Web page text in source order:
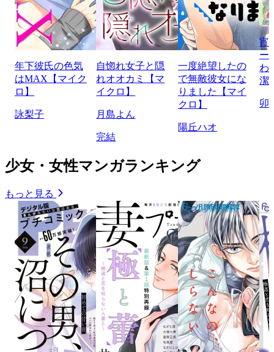
年下彼氏の色気
はMAX【マイク
ロ】
詠梨子
自惚れ女子と隠
れオオカミ【マ
イクロ】
月島よん
完結
一度絶望したの
で無敵彼女にな
りました【マイ
クロ】
陽丘ハオ
宵
ー
わ
潔
卯
少女・女性マンガランキング
もっと見る